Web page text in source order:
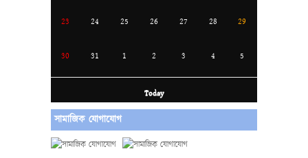
23 24 25 26 27 28 29
30 31 1 2 3 4 5
Today
সামাজিক যোগাযোগ